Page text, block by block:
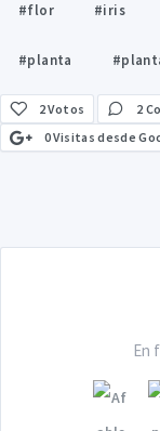
#flor #iris
#planta
2Votos 2
0 Visitas desde
En